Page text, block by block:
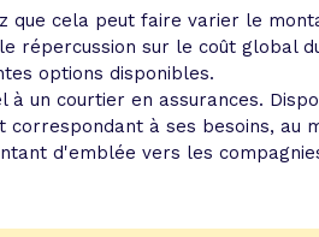
que cela peut faire varier le
répercussion sur le coût global
options disponibles.
à un courtier en assurances.
à ses besoins, au
d'emblée vers les